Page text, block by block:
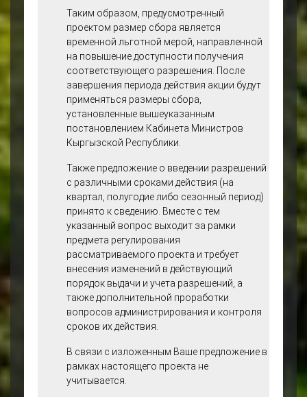
Таким образом, предусмотренный
проектом размер сбора является
временной льготной мерой, направленной
на повышение доступности получения
соответствующего разрешения. После
завершения периода действия акции будут
применяться размеры сбора,
установленные вышеуказанным
постановлением Кабинета Министров
Кыргызской Республики.
Также предложение о введении разрешений
с различными сроками действия (на
квартал, полугодие либо сезонный период)
принято к сведению. Вместе с тем
указанный вопрос выходит за рамки
предмета регулирования
рассматриваемого проекта и требует
внесения изменений в действующий
порядок выдачи и учета разрешений, а
также дополнительной проработки
вопросов администрирования и контроля
сроков их действия.
В связи с изложенным Ваше предложение в
рамках настоящего проекта не
учитывается.